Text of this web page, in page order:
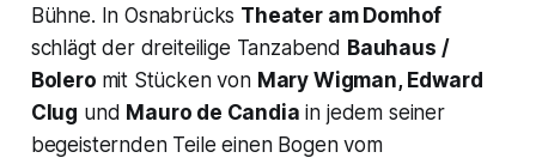
Bühne. In Osnabrücks Theater am Domhof
schlägt der dreiteilige Tanzabend Bauhaus /
Bolero mit Stücken von Mary Wigman, Edward
Clug und Mauro de Candia in jedem seiner
begeisternden Teile einen Bogen vom